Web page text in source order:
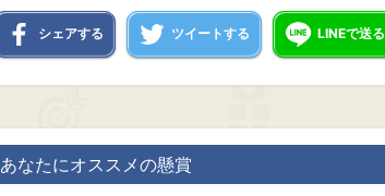
シェアする ツイートする LINEで送る
あなたにオススメの懸賞